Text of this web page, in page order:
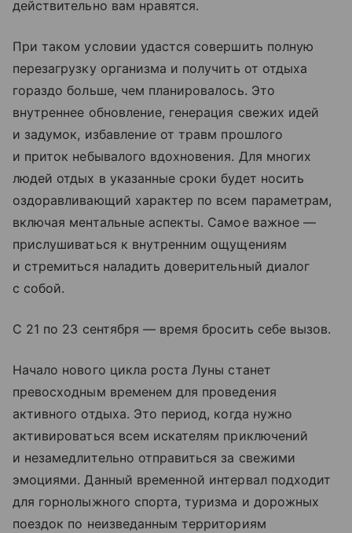
действительно вам нравятся.
При таком условии удастся совершить полную
перезагрузку организма и получить от отдыха
гораздо больше, чем планировалось. Это
внутреннее обновление, генерация свежих идей
и задумок, избавление от травм прошлого
и приток небывалого вдохновения. Для многих
людей отдых в указанные сроки будет носить
оздоравливающий характер по всем параметрам,
включая ментальные аспекты. Самое важное —
прислушиваться к внутренним ощущениям
и стремиться наладить доверительный диалог
с собой.
С 21 по 23 сентября — время бросить себе вызов.
Начало нового цикла роста Луны станет
превосходным временем для проведения
активного отдыха. Это период, когда нужно
активироваться всем искателям приключений
и незамедлительно отправиться за свежими
эмоциями. Данный временной интервал подходит
для горнолыжного спорта, туризма и дорожных
поездок по неизведанным территориям